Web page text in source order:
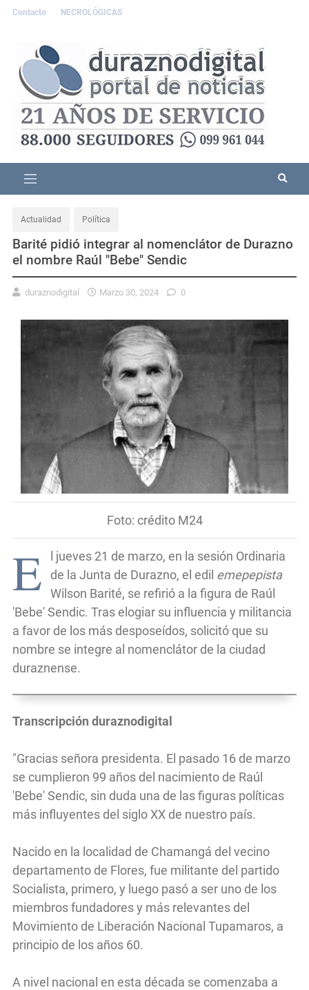
Contacto NECROLÓGICAS
Actualidad Política
Barité pidió integrar al nomenclátor de Durazno
el nombre Raúl "Bebe" Sendic
duraznodigital Marzo 30, 2024 0
Foto: crédito M24
E
l jueves 21 de marzo, en la sesión Ordinaria
de la Junta de Durazno, el edil emepepista
Wilson Barité, se refirió a la figura de Raúl
'Bebe' Sendic. Tras elogiar su influencia y militancia
a favor de los más desposeídos, solicitó que su
nombre se integre al nomenclátor de la ciudad
duraznense.
Transcripción duraznodigital
"Gracias señora presidenta. El pasado 16 de marzo
se cumplieron 99 años del nacimiento de Raúl
'Bebe' Sendic, sin duda una de las figuras políticas
más influyentes del siglo XX de nuestro país.
Nacido en la localidad de Chamangá del vecino
departamento de Flores, fue militante del partido
Socialista, primero, y luego pasó a ser uno de los
miembros fundadores y más relevantes del
Movimiento de Liberación Nacional Tupamaros, a
principio de los años 60.
A nivel nacional en esta década se comenzaba a